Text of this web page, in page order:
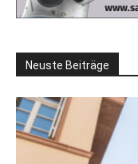
Neuste Beiträge